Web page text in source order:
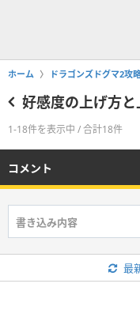
ホーム ドラゴンズドグマ2攻
好感度の上げ方
1-18件を表示中 / 合計18件
コメント
最